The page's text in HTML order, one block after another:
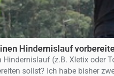
Hindernislauf
(z.B. Xletix oder
sollst? Ich habe bisher